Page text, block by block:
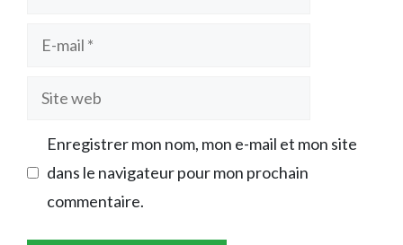
Site
Enregistrer mon nom, mon e-mail et mon site
dans le navigateur pour mon prochain
commentaire.